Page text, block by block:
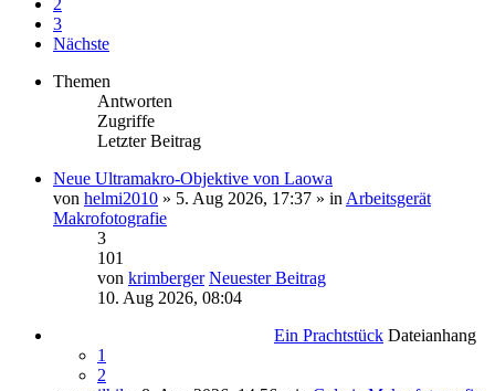
2
3
Nächste
Themen
Antworten
Zugriffe
Letzter Beitrag
Neue Ultramakro-Objektive von Laowa
von helmi2010 » 5. Aug 2026, 17:37 » in Arbeitsgerät
Makrofotografie
3
101
von krimberger Neuester Beitrag
10. Aug 2026, 08:04
Ein Prachtstück Dateianhang
1
2